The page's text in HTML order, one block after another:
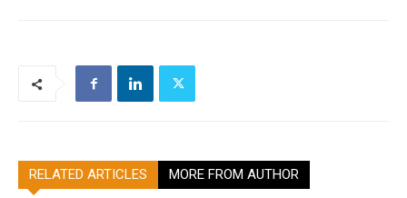
RELATED ARTICLES MORE FROM AUTHOR